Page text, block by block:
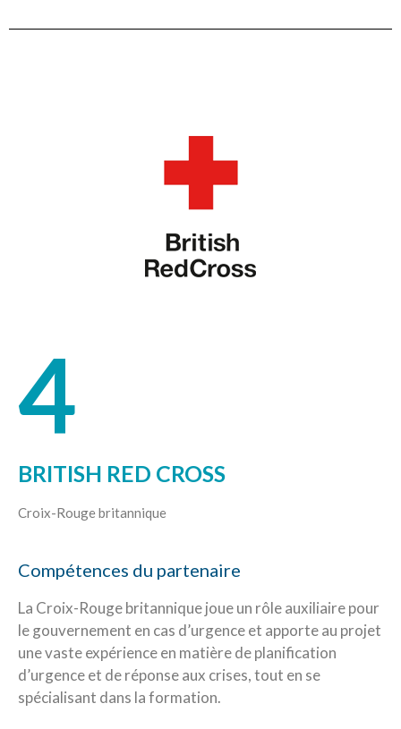
4
BRITISH RED CROSS
Croix-Rouge britannique
Compétences du partenaire
La Croix-Rouge britannique joue un rôle auxiliaire pour
le gouvernement en cas d’urgence et apporte au projet
une vaste expérience en matière de planification
d’urgence et de réponse aux crises, tout en se
spécialisant dans la formation.